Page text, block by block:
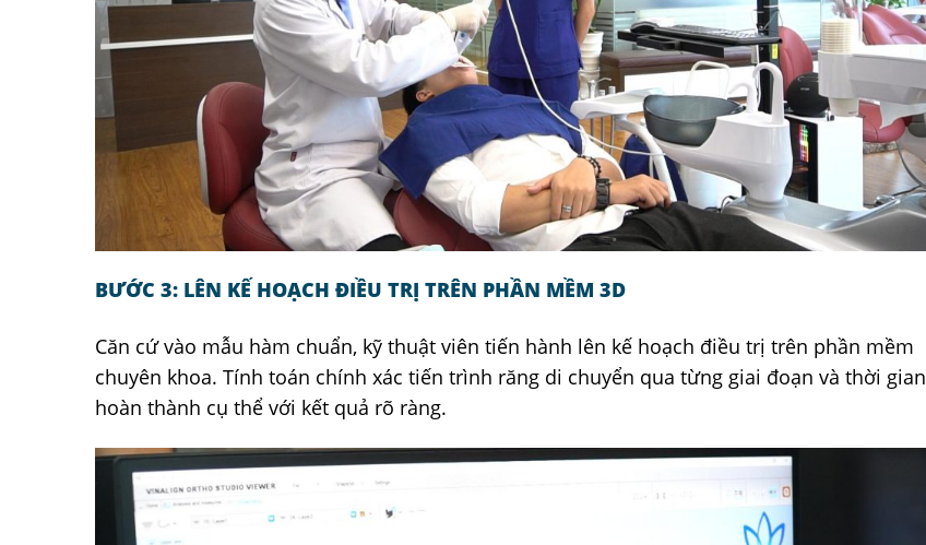
BƯỚC 3: LÊN KẾ HOẠCH ĐIỀU TRỊ TRÊN PHẦN MỀM 3D
Căn cứ vào mẫu hàm chuẩn, kỹ thuật viên tiến hành lên kế hoạch điều trị trên phần mềm
chuyên khoa. Tính toán chính xác tiến trình răng di chuyển qua từng giai đoạn và thời gian
hoàn thành cụ thể với kết quả rõ ràng.